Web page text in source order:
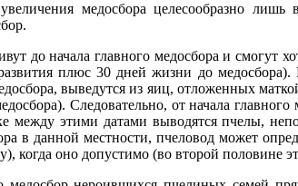
медосбора целесообразно
до начала главного медосбора и смогут
плюс 30 дней жизни до
выведутся из яиц, отложенных
Следовательно, от начала
между этими датами выводятся пчелы,
в данной местности, пчеловод может
когда оно допустимо (во второй половине